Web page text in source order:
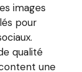
images
pour
qualité
une